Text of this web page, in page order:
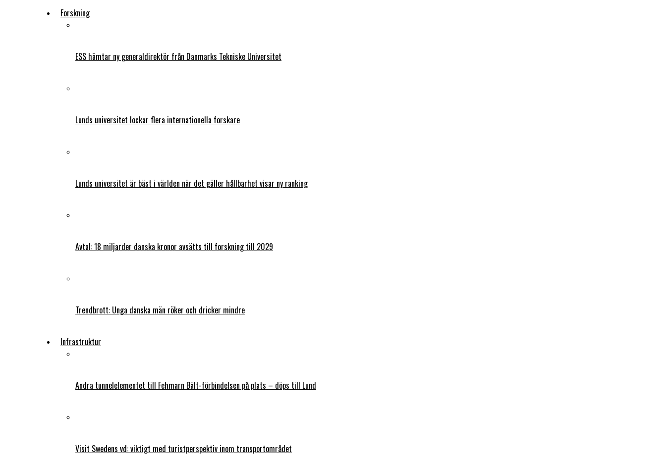
Forskning
ESS hämtar ny generaldirektör från Danmarks Tekniske Universitet
Lunds universitet lockar flera internationella forskare
Lunds universitet är bäst i världen när det gäller hållbarhet visar ny ranking
Avtal: 18 miljarder danska kronor avsätts till forskning till 2029
Trendbrott: Unga danska män röker och dricker mindre
Infrastruktur
Andra tunnelelementet till Fehmarn Bält-förbindelsen på plats – döps till Lund
Visit Swedens vd: viktigt med turistperspektiv inom transportområdet